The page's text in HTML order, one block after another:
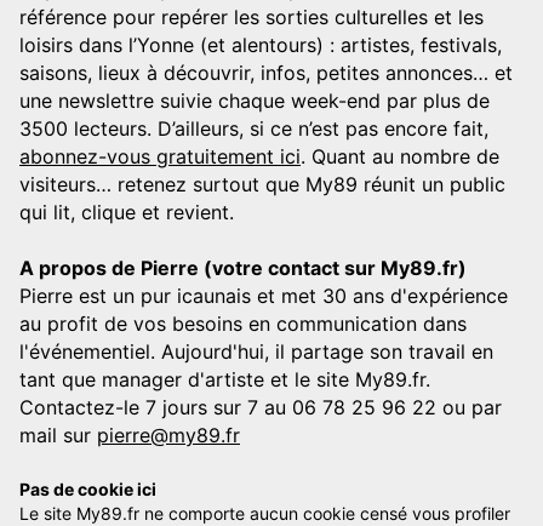
référence pour repérer les sorties culturelles et les
loisirs dans l’Yonne (et alentours) : artistes, festivals,
saisons, lieux à découvrir, infos, petites annonces… et
une newslettre suivie chaque week-end par plus de
3500 lecteurs. D’ailleurs, si ce n’est pas encore fait,
abonnez-vous gratuitement ici. Quant au nombre de
visiteurs… retenez surtout que My89 réunit un public
qui lit, clique et revient.
A propos de Pierre (votre contact sur My89.fr)
Pierre est un pur icaunais et met 30 ans d'expérience
au profit de vos besoins en communication dans
l'événementiel. Aujourd'hui, il partage son travail en
tant que manager d'artiste et le site My89.fr.
Contactez-le 7 jours sur 7 au 06 78 25 96 22 ou par
mail sur pierre@my89.fr
Pas de cookie ici
Le site My89.fr ne comporte aucun cookie censé vous profiler